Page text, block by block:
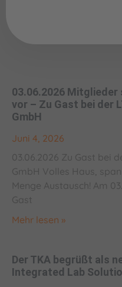
03.06.2026
vor – Zu Gast bei der
GmbH
Juni 4, 2026
03.06.2026 Zu Gast bei
GmbH Volles Haus,
Menge Austausch! Am
Gast
Mehr lesen »
Der TKA begrüßt als
Integrated Lab